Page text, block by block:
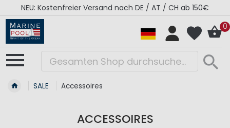
NEU: Kostenfreier Versand nach DE / AT / CH ab 150€
0
SALE Accessoires
ACCESSOIRES